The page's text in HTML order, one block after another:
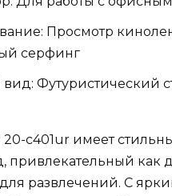
Просмотр
серфинг
Футуристический
c401ur имеет
привлекательный как
для развлечений. С